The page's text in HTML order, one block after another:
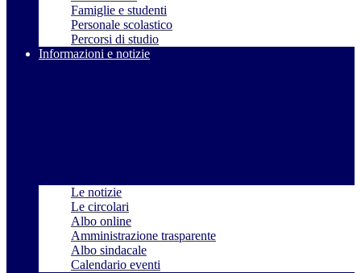
Famiglie e studenti
Personale scolastico
Percorsi di studio
Informazioni e notizie
Le notizie
Le circolari
Albo online
Amministrazione trasparente
Albo sindacale
Calendario eventi